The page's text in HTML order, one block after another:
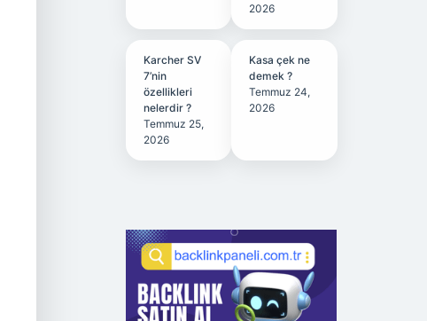
2026
Karcher SV
7’nin
özellikleri
nelerdir ?
Temmuz 25,
2026
Kasa çek ne
demek ?
Temmuz 24,
2026